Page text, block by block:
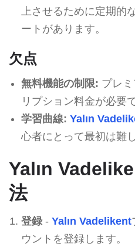
上させるために定期的
ートがあります。
欠点
無料機能の制限: プレ
リプション料金が必要で
学習曲線: Yalın
心者にとって最初は難
Yalın
法
登録- Yalın Vadelikent
ウントを登録します。